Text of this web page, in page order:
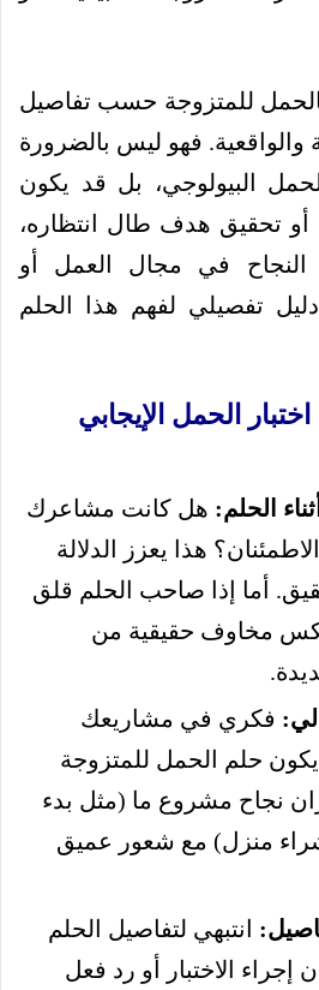
للمتزوجة حسب تفاصيل
والواقعية. فهو ليس بالضرورة
البيولوجي، بل قد يكون
تحقيق هدف طال انتظاره،
النجاح في مجال العمل أو
تفصيلي لفهم هذا الحلم
الحمل الإيجابي
الحلم: هل كانت مشاعرك
هذا يعزز الدلالة
أما إذا صاحب الحلم قلق
مخاوف حقيقية من
فكري في مشاريعك
يكون حلم الحمل للمتزوجة
نجاح مشروع ما (مثل بدء
منزل) مع شعور عميق
انتبهي لتفاصيل الحلم
إجراء الاختبار أو رد فعل